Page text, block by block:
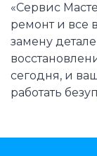
«Сервис
ремонт и все
замену
сегодня, и
работать